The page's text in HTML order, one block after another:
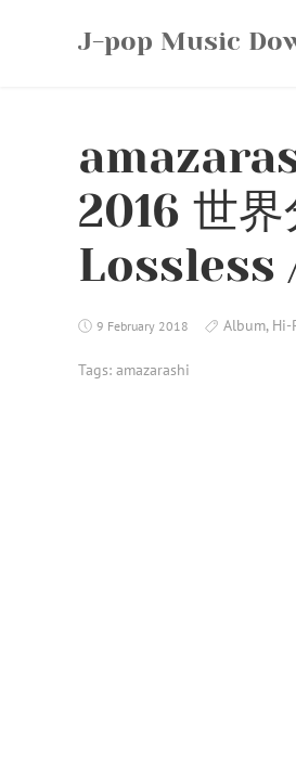
J-pop Music
2016 世
Lossless
9 February 2018 Album, Hi-
Tags: amazarashi